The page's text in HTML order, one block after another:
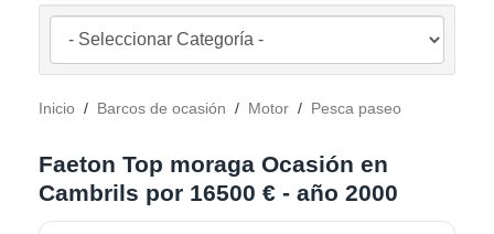
Inicio / Barcos de ocasión / Motor / Pesca paseo
Faeton Top moraga Ocasión en
Cambrils por 16500 € - año 2000